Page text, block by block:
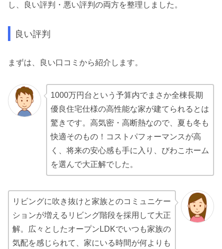
し、良い評判・悪い評判の両方を整理しました。
良い評判
まずは、良い口コミから紹介します。
1000万円台という予算内でまさか全棟長期
優良住宅仕様の高性能な家が建てられるとは
驚きです。高気密・高断熱なので、夏も冬も
快適そのもの！コストパフォーマンスが高
く、将来の安心感も手に入り、びわこホーム
を選んで大正解でした。
リビングに吹き抜けと家族とのコミュニケー
ションが増えるリビング階段を採用して大正
解。広々としたオープンLDKでいつも家族の
気配を感じられて、家にいる時間が何よりも